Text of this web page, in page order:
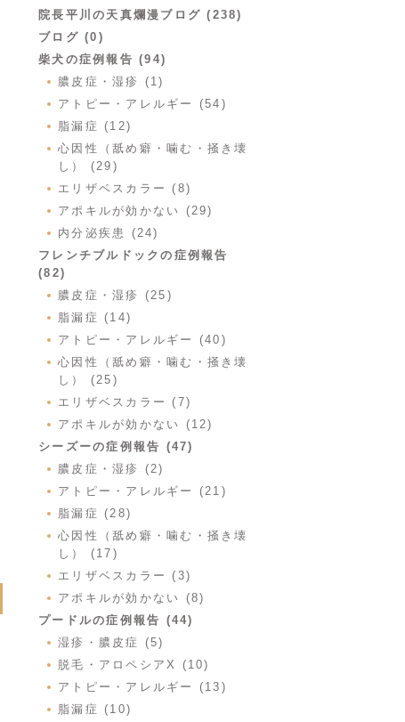
院長平川の天真爛漫ブログ (238)
ブログ (0)
柴犬の症例報告 (94)
膿皮症・湿疹 (1)
アトピー・アレルギー (54)
脂漏症 (12)
心因性（舐め癖・噛む・掻き壊
し） (29)
エリザベスカラー (8)
アポキルが効かない (29)
内分泌疾患 (24)
フレンチブルドックの症例報告
(82)
膿皮症・湿疹 (25)
脂漏症 (14)
アトピー・アレルギー (40)
心因性（舐め癖・噛む・掻き壊
し） (25)
エリザベスカラー (7)
アポキルが効かない (12)
シーズーの症例報告 (47)
膿皮症・湿疹 (2)
アトピー・アレルギー (21)
脂漏症 (28)
心因性（舐め癖・噛む・掻き壊
し） (17)
エリザベスカラー (3)
アポキルが効かない (8)
プードルの症例報告 (44)
湿疹・膿皮症 (5)
脱毛・アロペシアX (10)
アトピー・アレルギー (13)
脂漏症 (10)